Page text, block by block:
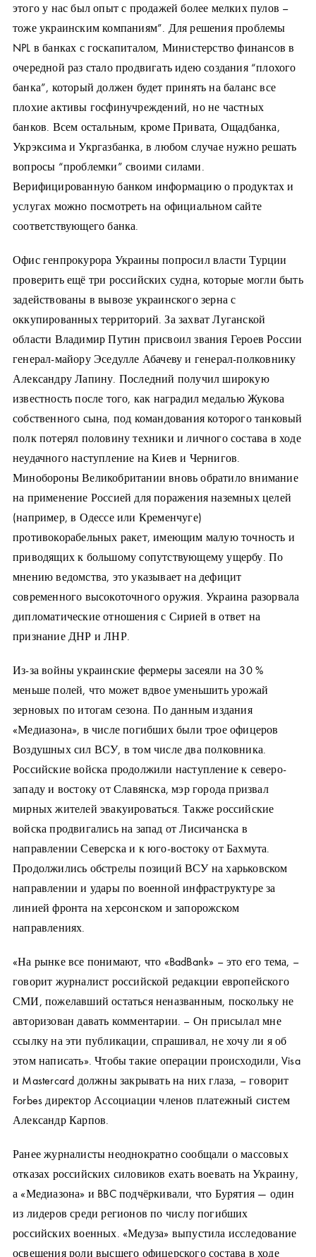
этого у нас был опыт с продажей более мелких пулов –
тоже украинским компаниям”. Для решения проблемы
NPL в банках с госкапиталом, Министерство финансов в
очередной раз стало продвигать идею создания “плохого
банка”, который должен будет принять на баланс все
плохие активы госфинучреждений, но не частных
банков. Всем остальным, кроме Привата, Ощадбанка,
Укрэксима и Укргазбанка, в любом случае нужно решать
вопросы “проблемки” своими силами.
Верифицированную банком информацию о продуктах и
услугах можно посмотреть на официальном сайте
соответствующего банка.
Офис генпрокурора Украины попросил власти Турции
проверить ещё три российских судна, которые могли быть
задействованы в вывозе украинского зерна с
оккупированных территорий. За захват Луганской
области Владимир Путин присвоил звания Героев России
генерал-майору Эседулле Абачеву и генерал-полковнику
Александру Лапину. Последний получил широкую
известность после того, как наградил медалью Жукова
собственного сына, под командования которого танковый
полк потерял половину техники и личного состава в ходе
неудачного наступление на Киев и Чернигов.
Минобороны Великобритании вновь обратило внимание
на применение Россией для поражения наземных целей
(например, в Одессе или Кременчуге)
противокорабельных ракет, имеющим малую точность и
приводящих к большому сопутствующему ущербу. По
мнению ведомства, это указывает на дефицит
современного высокоточного оружия. Украина разорвала
дипломатические отношения с Сирией в ответ на
признание ДНР и ЛНР.
Из-за войны украинские фермеры засеяли на 30 %
меньше полей, что может вдвое уменьшить урожай
зерновых по итогам сезона. По данным издания
«Медиазона», в числе погибших были трое офицеров
Воздушных сил ВСУ, в том числе два полковника.
Российские войска продолжили наступление к северо-
западу и востоку от Славянска, мэр города призвал
мирных жителей эвакуироваться. Также российские
войска продвигались на запад от Лисичанска в
направлении Северска и к юго-востоку от Бахмута.
Продолжились обстрелы позиций ВСУ на харьковском
направлении и удары по военной инфраструктуре за
линией фронта на херсонском и запорожском
направлениях.
«На рынке все понимают, что «BadBank» – это его тема, –
говорит журналист российской редакции европейского
СМИ, пожелавший остаться неназванным, поскольку не
авторизован давать комментарии. – Он присылал мне
ссылку на эти публикации, спрашивал, не хочу ли я об
этом написать». Чтобы такие операции происходили, Visa
и Mastercard должны закрывать на них глаза, – говорит
Forbes директор Ассоциации членов платежный систем
Александр Карпов.
Ранее журналисты неоднократно сообщали о массовых
отказах российских силовиков ехать воевать на Украину,
а «Медиазона» и BBC подчёркивали, что Бурятия — один
из лидеров среди регионов по числу погибших
российских военных. «Медуза» выпустила исследование
освещения роли высшего офицерского состава в ходе